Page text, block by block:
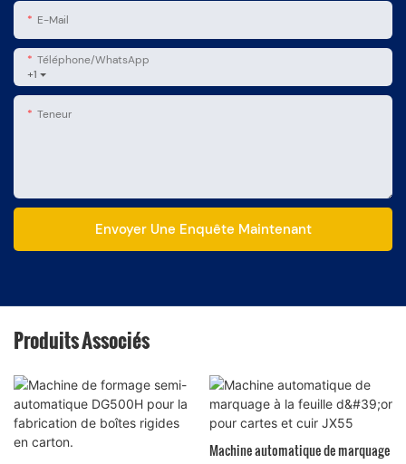
E-Mail
+1
Téléphone/WhatsApp
Teneur
Envoyer Une Enquête Maintenant
Produits Associés
Machine automatique de marquage